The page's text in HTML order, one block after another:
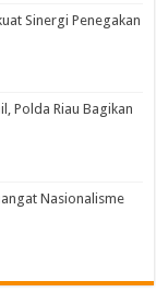
Sinergi Penegakan
Polda Riau Bagikan
Nasionalisme